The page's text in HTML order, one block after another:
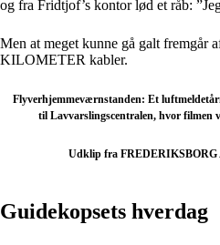
og fra Fridtjof’s kontor lød et råb:
Men at meget kunne gå galt fremgår
KILOMETER kabler.
Flyverhjemmeværnstanden: Et
til Lavvarslingscentralen, hvor filmen
Udklip fra FREDERIKSBORG
Guidekopsets hverdag